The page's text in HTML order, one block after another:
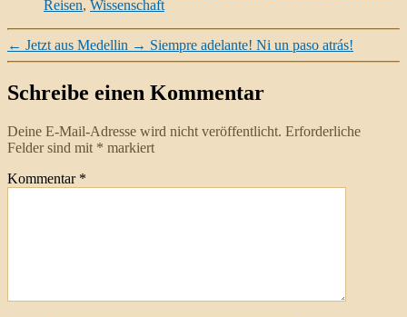
Reisen, Wissenschaft
← Jetzt aus Medellin → Siempre adelante! Ni un paso atrás!
Schreibe einen Kommentar
Deine E-Mail-Adresse wird nicht veröffentlicht. Erforderliche
Felder sind mit * markiert
Kommentar *